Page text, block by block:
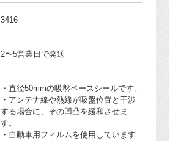
3416
2〜5営業日で発送
・直径50mmの吸盤ベースシールです。
・アンテナ線や熱線が吸盤位置と干渉
する場合に、その凹凸を緩和させま
す。
・自動車用フィルムを使用しています